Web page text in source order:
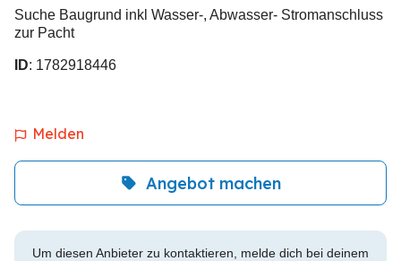
Suche Baugrund inkl Wasser-, Abwasser- Stromanschluss
zur Pacht
ID: 1782918446
Melden
Angebot machen
Um diesen Anbieter zu kontaktieren, melde dich bei deinem